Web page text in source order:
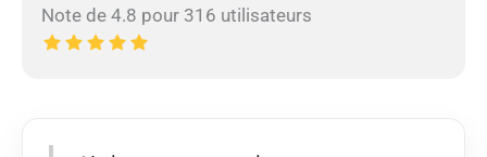
Note de 4.8 pour 316 utilisateurs